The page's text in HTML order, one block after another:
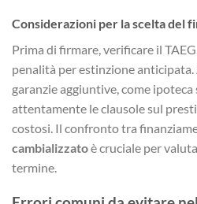
Considerazioni per la scelta del
Prima di firmare, verificare il
penalità per estinzione
garanzie aggiuntive, come
attentamente le clausole sul
costosi. Il confronto tra
cambializzatoè cruciale per
termine.